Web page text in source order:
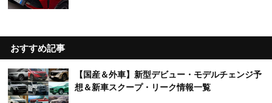
おすすめ記事
【国産＆外車】新型デビュー・モデルチェンジ予
想＆新車スクープ・リーク情報一覧